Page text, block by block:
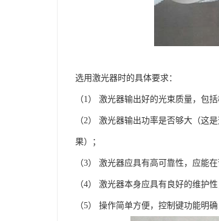
选用激光器时的具体要求：
（1） 激光器输出好的光束质量，包
（2） 激光器输出功率是否够大（这
果）；
（3） 激光器应具有高可靠性，应能
（4） 激光器本身应具有良好的维护
（5） 操作简单方便，控制键功能明